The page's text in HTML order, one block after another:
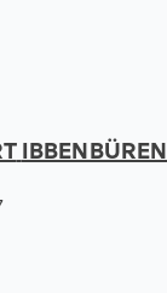
IBBENBÜREN